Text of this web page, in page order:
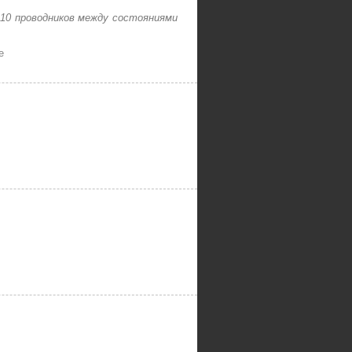
проводников между состояниями